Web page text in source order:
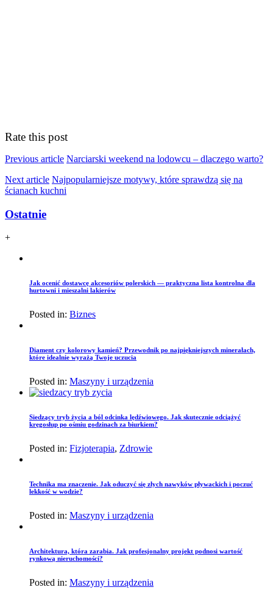
Rate this post
Previous article Narciarski weekend na lodowcu – dlaczego warto?
Next article Najpopularniejsze motywy, które sprawdzą się na
ścianach kuchni
Ostatnie
+
Jak ocenić dostawcę akcesoriów polerskich — praktyczna lista kontrolna dla
hurtowni i mieszalni lakierów
Posted in: Biznes
Diament czy kolorowy kamień? Przewodnik po najpiękniejszych minerałach,
które idealnie wyrażą Twoje uczucia
Posted in: Maszyny i urządzenia
Siedzący tryb życia a ból odcinka lędźwiowego. Jak skutecznie odciążyć
kręgosłup po ośmiu godzinach za biurkiem?
Posted in: Fizjoterapia, Zdrowie
Technika ma znaczenie. Jak oduczyć się złych nawyków pływackich i poczuć
lekkość w wodzie?
Posted in: Maszyny i urządzenia
Architektura, która zarabia. Jak profesjonalny projekt podnosi wartość
rynkową nieruchomości?
Posted in: Maszyny i urządzenia